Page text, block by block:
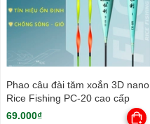
Phao câu đài tăm xoắn 3D nano
Rice Fishing PC-20 cao cấp
69.000₫